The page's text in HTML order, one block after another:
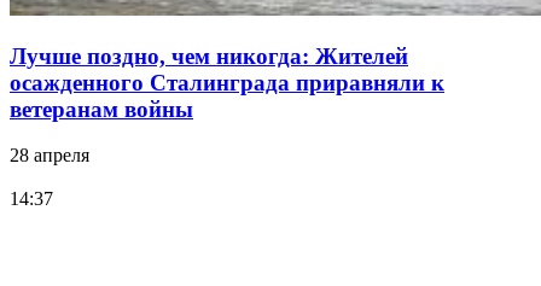
Лучше поздно, чем никогда: Жителей
осажденного Сталинграда приравняли к
ветеранам войны
28 апреля
14:37